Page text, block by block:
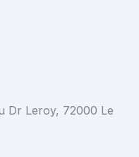
Dr Leroy, 72000 Le